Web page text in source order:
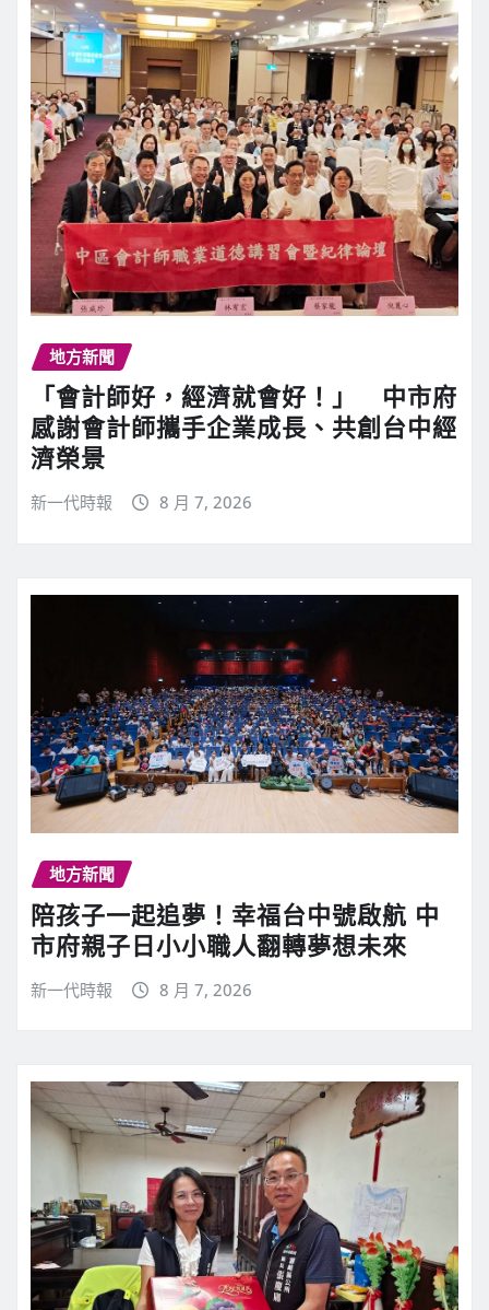
地方新聞
「會計師好，經濟就會好！」 中市府
感謝會計師攜手企業成長、共創台中經
濟榮景
新一代時報 8 月 7, 2026
地方新聞
陪孩子一起追夢！幸福台中號啟航 中
市府親子日小小職人翻轉夢想未來
新一代時報 8 月 7, 2026